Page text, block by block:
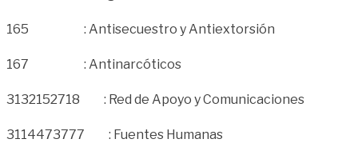
165 : Antisecuestro y Antiextorsión
167 : Antinarcóticos
3132152718 : Red de Apoyo y Comunicaciones
3114473777 : Fuentes Humanas